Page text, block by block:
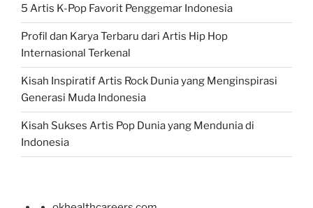
5 Artis K-Pop Favorit Penggemar Indonesia
Profil dan Karya Terbaru dari Artis Hip Hop
Internasional Terkenal
Kisah Inspiratif Artis Rock Dunia yang Menginspirasi
Generasi Muda Indonesia
Kisah Sukses Artis Pop Dunia yang Mendunia di
Indonesia